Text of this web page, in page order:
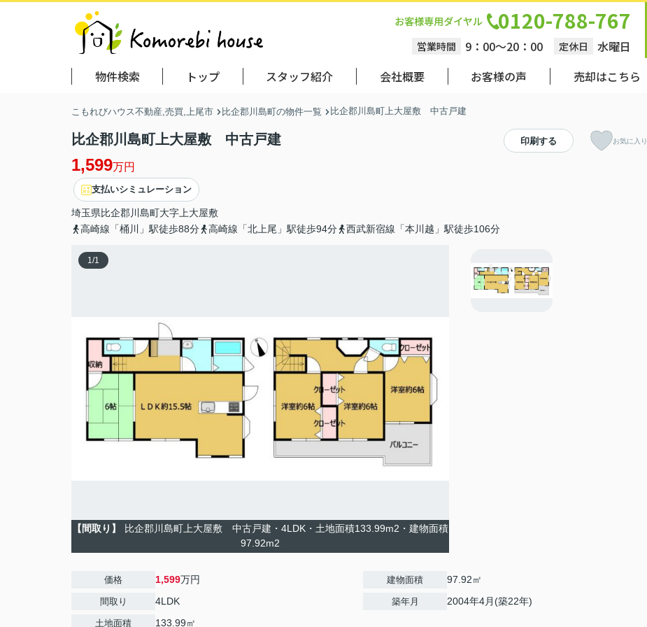
0120-788-767
営業時間 9：00～20：00 定休日 水曜日
物件検索 トップ スタッフ紹介 会社概要 お客様の声 売却はこちら
こもれびハウス不動産,売買,上尾市 比企郡川島町の物件一覧 比企郡川島町上大屋敷 中古戸建
比企郡川島町上大屋敷 中古戸建
1,599万円
支払いシミュレーション
埼玉県比企郡川島町大字上大屋敷
高崎線「桶川」駅徒歩88分
高崎線「北上尾」駅徒歩94分 西武新宿線「本川越」駅徒歩106分
印刷する お気に入り
1/1
【間取り】
比企郡川島町上大屋敷 中古戸建・4LDK・土地面積133.99m2・建物面積
97.92m2
価格 1,599万円
間取り 4LDK
土地面積 133.99㎡
建物面積 97.92㎡
築年月 2004年4月(築22年)